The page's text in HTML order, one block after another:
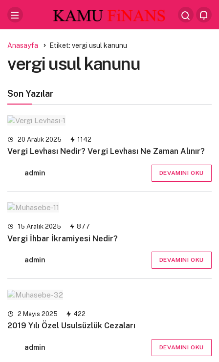
Anasayfa Etiket: vergi usul kanunu
vergi usul kanunu
Son Yazılar
20 Aralık 2025 1142
Vergi Levhası Nedir? Vergi Levhası Ne Zaman Alınır?
admin DEVAMINI OKU
15 Aralık 2025 877
Vergi İhbar İkramiyesi Nedir?
admin DEVAMINI OKU
2 Mayıs 2025 422
2019 Yılı Özel Usulsüzlük Cezaları
admin DEVAMINI OKU